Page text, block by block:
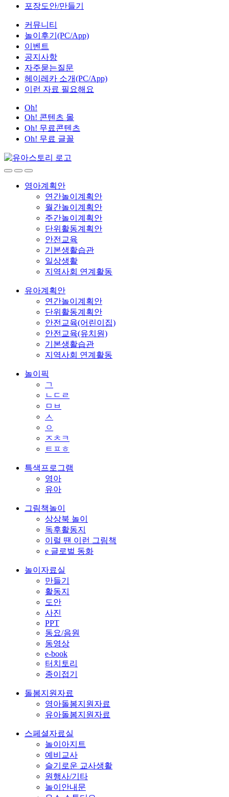
포장도안/만들기
커뮤니티
놀이후기(PC/App)
이벤트
공지사항
자주묻는질문
헤이레카 소개(PC/App)
이런 자료 필요해요
Oh!
Oh! 콘텐츠 몰
Oh! 무료콘텐츠
Oh! 무료 글꼴
영아계획안
연간놀이계획안
월간놀이계획안
주간놀이계획안
단위활동계획안
안전교육
기본생활습관
일상생활
지역사회 연계활동
유아계획안
연간놀이계획안
단위활동계획안
안전교육(어린이집)
안전교육(유치원)
기본생활습관
지역사회 연계활동
놀이픽
ㄱ
ㄴㄷㄹ
ㅁㅂ
ㅅ
ㅇ
ㅈㅊㅋ
ㅌㅍㅎ
특색프로그램
영아
유아
그림책놀이
상상북 놀이
독후활동지
이럴 땐 이런 그림책
e 글로벌 동화
놀이자료실
만들기
활동지
도안
사진
PPT
동요/음원
동영상
e-book
터치토리
종이접기
돌봄지원자료
영아돌봄지원자료
유아돌봄지원자료
스페셜자료실
놀이아지트
예비교사
슬기로운 교사생활
원행사/기타
놀이안내문